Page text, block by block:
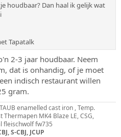
houdbaar? Dan haal ik gelijk wat
Tapatalk
2-3 jaar houdbaar. Neem
dat is onhandig, of je moet
indisch restaurant willen
gram.
enamelled cast iron , Temp.
MK4 Blaze LE, CSG,
fleischwolf fw735
S-CBJ, JCUP